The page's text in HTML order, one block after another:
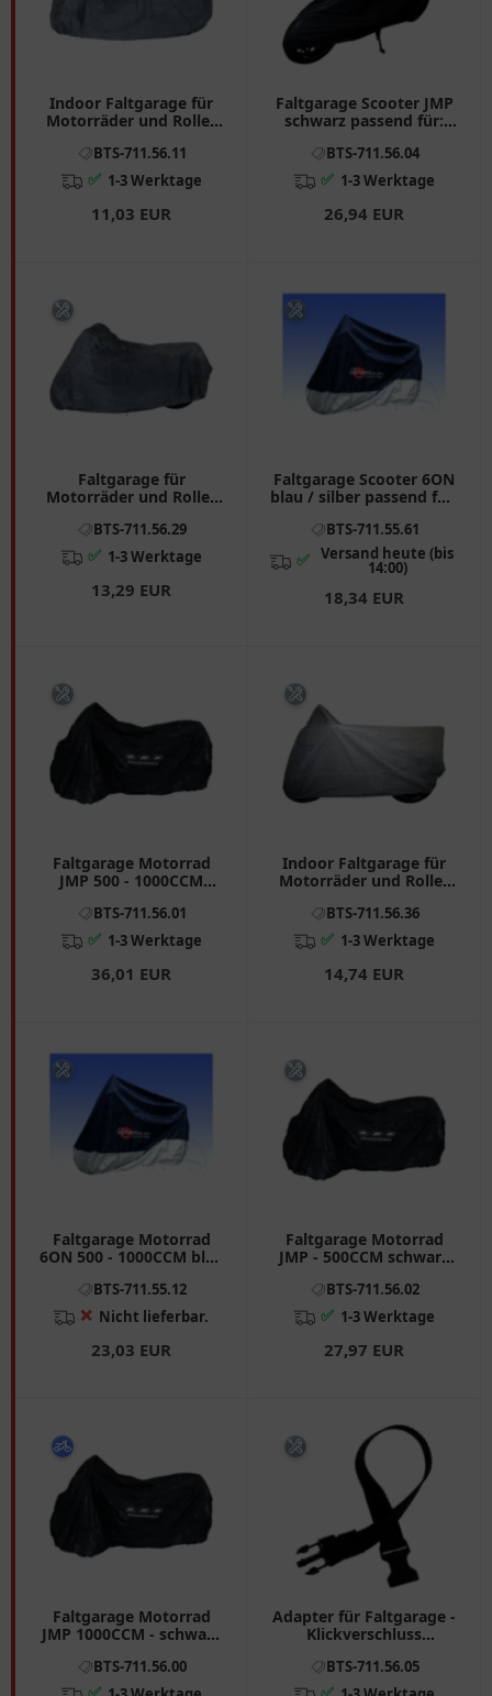
Indoor Faltgarage für
Motorräder und Roller
BTS-711.56.11
✅ 1-3 Werktage
11,03 EUR
Faltgarage Scooter JMP
schwarz passend für:
Satelis, Ludix
BTS-711.56.04
✅ 1-3 Werktage
26,94 EUR
Faltgarage für
Motorräder und Roller
BTS-711.56.29
✅ 1-3 Werktage
13,29 EUR
Faltgarage Scooter 6ON
blau / silber passend für:
Satelis, Ludix
BTS-711.55.61
✅ Versand heute (bis
14:00)
18,34 EUR
Faltgarage Motorrad
JMP 500 - 1000CCM
Honda CB, CBR, VT
BTS-711.56.01
✅ 1-3 Werktage
36,01 EUR
Indoor Faltgarage für
Motorräder und Roller
BTS-711.56.36
✅ 1-3 Werktage
14,74 EUR
Faltgarage Motorrad
6ON 500 - 1000CCM blau
Honda CB, CBR, VT
BTS-711.55.12
❌ Nicht lieferbar.
23,03 EUR
Faltgarage Motorrad
JMP - 500CCM schwarz
CRF, CBR
BTS-711.56.02
✅ 1-3 Werktage
27,97 EUR
Faltgarage Motorrad
JMP 1000CCM - schwarz
Moto Guzzi California,
Sport, V11
BTS-711.56.00
Adapter für Faltgarage -
Klickverschluss
BTS-711.56.05